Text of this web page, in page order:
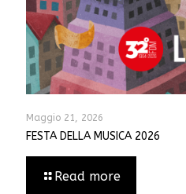
Maggio 21, 2026
FESTA DELLA MUSICA 2026
Read more